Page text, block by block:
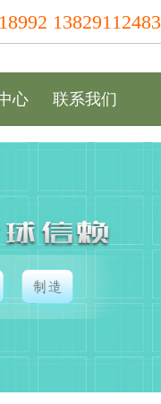
13829112483
心 联系我们